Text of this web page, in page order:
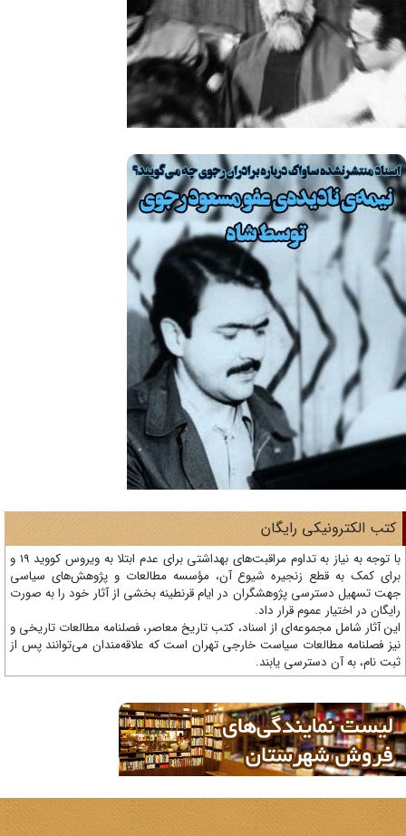
الکترونیکی رایگان
با توجه به نیاز به تداوم مراقبت‌های بهداشتی برای عدم ابتلا به ویروس کووید 19 و
کمک به قطع زنجیره شیوع آن، مؤسسه مطالعات و پژوهش‌های سیاسی
تسهیل دسترسی پژوهشگران در ایام قرنطینه بخشی از آثار خود را به صورت
در اختیار عموم قرار داد.
آثار شامل مجموعه‌ای از اسناد، کتب تاریخ معاصر، فصلنامه‌ مطالعات تاریخی و
فصلنامه مطالعات سیاست خارجی تهران است که علاقه‌مندان می‌توانند پس از
نام، به آن دسترسی یابند.